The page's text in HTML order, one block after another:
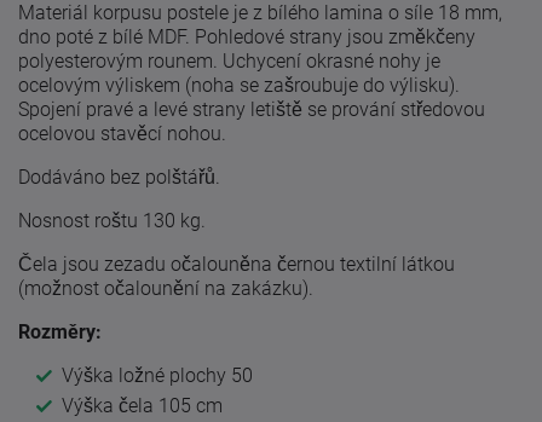
Materiál korpusu postele je z bílého lamina o síle 18 mm,
dno poté z bílé MDF. Pohledové strany jsou změkčeny
polyesterovým rounem. Uchycení okrasné nohy je
ocelovým výliskem (noha se zašroubuje do výlisku).
Spojení pravé a levé strany letiště se prování středovou
ocelovou stavěcí nohou.
Dodáváno bez polštářů.
Nosnost roštu 130 kg.
Čela jsou zezadu očalouněna černou textilní látkou
(možnost očalounění na zakázku).
Rozměry:
Výška ložné plochy 50
Výška čela 105 cm